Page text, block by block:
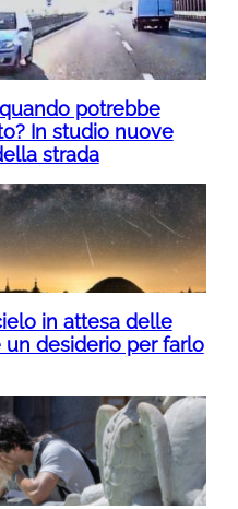
potrebbe
In studio nuove
strada
in attesa delle
un desiderio per farlo